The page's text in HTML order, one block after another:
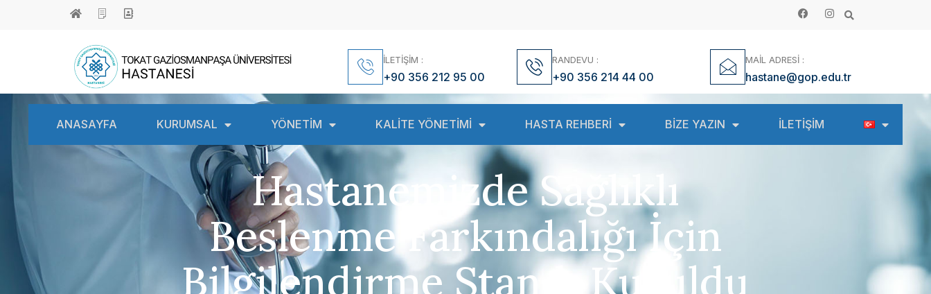
İLETİŞİM :
+90 356 212 95 00
RANDEVU :
+90 356 214 44 00
MAİL ADRESİ :
hastane@gop.edu.tr
ANASAYFA KURUMSAL YÖNETİM KALİTE YÖNETİMİ HASTA REHBERİ BİZE YAZIN İLETİŞİM
Hastanemizde Sağlıklı
Beslenme Farkındalığı İçin
Bilgilendirme Standı Kuruldu